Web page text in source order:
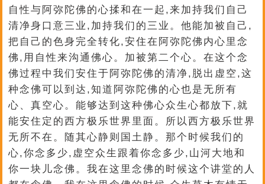
自性与阿弥陀佛的心揉和在一起,来加持我们自己
清净身口意三业,加持我们的三业。他能加被自己,
把自己的色身完全转化,安住在阿弥陀佛内心里念
佛,用自性来沟通佛心。加被第二个心。在这个念
佛过程中我们安住于阿弥陀佛的清净,脱出虚空,这
种念佛可以到达,知道阿弥陀佛的心也是无所有
心、真空心。能够达到这种佛心众生心都放下,就
能安住定的西方极乐世界里面。所以西方极乐世界
无所不在。随其心静则国土静。那个时候我们的
心,你念多少,虚空众生跟着你念多少,山河大地和
你一块儿念佛。我在这里念佛的时候这个讲堂的人